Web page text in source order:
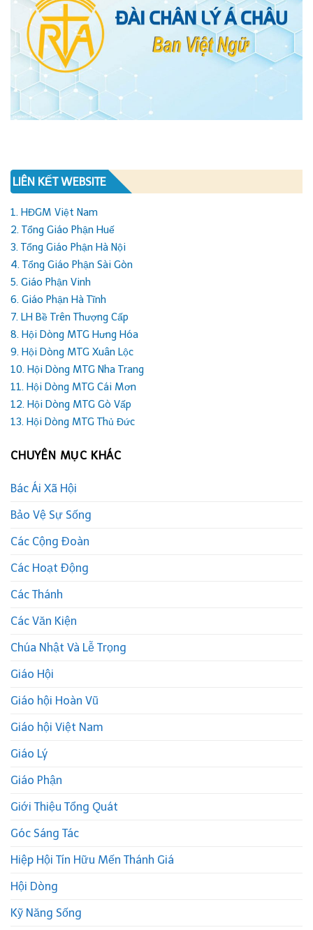
LIÊN KẾT WEBSITE
1. HĐGM Việt Nam
2. Tổng Giáo Phận Huế
3. Tổng Giáo Phận Hà Nội
4. Tổng Giáo Phận Sài Gòn
5. Giáo Phận Vinh
6. Giáo Phận Hà Tĩnh
7. LH Bề Trên Thượng Cấp
8. Hội Dòng MTG Hưng Hóa
9. Hội Dòng MTG Xuân Lộc
10. Hội Dòng MTG Nha Trang
11. Hội Dòng MTG Cái Mơn
12. Hội Dòng MTG Gò Vấp
13. Hội Dòng MTG Thủ Đức
CHUYÊN MỤC KHÁC
Bác Ái Xã Hội
Bảo Vệ Sự Sống
Các Cộng Đoàn
Các Hoạt Động
Các Thánh
Các Văn Kiện
Chúa Nhật Và Lễ Trọng
Giáo Hội
Giáo hội Hoàn Vũ
Giáo hội Việt Nam
Giáo Lý
Giáo Phận
Giới Thiệu Tổng Quát
Góc Sáng Tác
Hiệp Hội Tín Hữu Mến Thánh Giá
Hội Dòng
Kỹ Năng Sống